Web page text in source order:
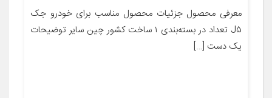
معرفی محصول جزئیات محصول مناسب برای خودرو جک
J۵ تعداد در بسته‌بندی ۱ ساخت کشور چین سایر توضیحات
یک دست […]